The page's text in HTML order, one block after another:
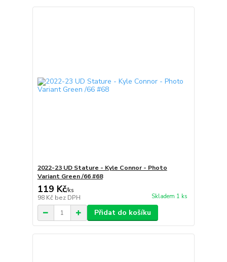
2022-23 UD Stature - Kyle Connor - Photo
Variant Green /66 #68
119 Kč/ks
98 Kč bez DPH Skladem 1 ks
Přidat do košíku